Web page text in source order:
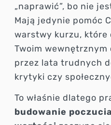
„naprawić”, bo nie
Mają jedynie pomóc
warstwy kurzu, które
Twoim wewnętrznym
przez lata trudnych
krytyki czy
To właśnie dlatego
budowanie